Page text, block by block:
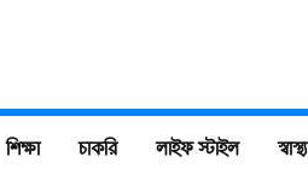
শিক্ষা চাকরি লাইফ স্টাইল স্বাস্থ্য